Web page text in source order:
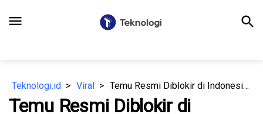
menu search
Teknologi.id Viral Temu Resmi Diblokir di Indonesia, Kominfo Dukung UMKM Lokal
Temu Resmi Diblokir di